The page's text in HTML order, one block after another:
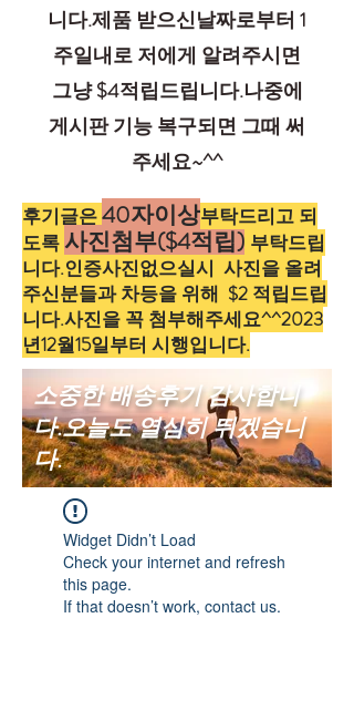
니다.제품 받으신날짜로부터 1
주일내로 저에게 알려주시면
그냥 $4적립드립니다.나중에
게시판 기능 복구되면 그때 써
주세요~^^
후기글은40자이상부탁드리고 되
도록 사진첨부($4적립) 부탁드립
니다.인증사진없으실시 사진을 올려
주신분들과 차등을 위해 $2 적립드립
니다.사진을 꼭 첨부해주세요^^2023
년12월15일부터 시행입니다.
소중한 배송후기 감사합니
다.오늘도 열심히 뛰겠습니
다.
Widget Didn’t Load
Check your internet and refresh
this page.
If that doesn’t work, contact us.